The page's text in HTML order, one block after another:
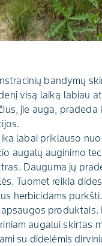
bandymų
visą laiką labiau
jie auga,
labai priklauso
augalų auginimo
Dauguma jų
Tuomet reikia
herbicidams
augalui skirtas
su didelėmis